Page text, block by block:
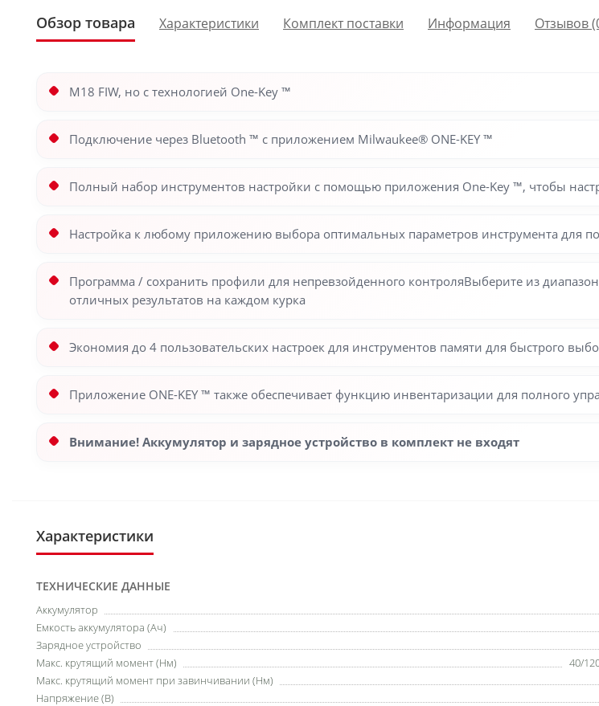
Обзор товара Характеристики Комплект поставки Информация Отзывов
M18 FIW, но с технологией One-Key ™
Подключение через Bluetooth ™ с приложением Milwaukee® ONE-KEY ™
Полный набор инструментов настройки с помощью приложения One-Key ™, чтобы
Настройка к любому приложению выбора оптимальных параметров инструмента для
Программа / сохранить профили для непревзойденного контроляВыберите из
отличных результатов на каждом курка
Экономия до 4 пользовательских настроек для инструментов памяти для быстрого
Приложение ONE-KEY ™ также обеспечивает функцию инвентаризации для полного
Внимание! Аккумулятор и зарядное устройство в комплект не входят
Характеристики
ТЕХНИЧЕСКИЕ ДАННЫЕ
Аккумулятор
Емкость аккумулятора (Ач)
Зарядное устройство
Макс. крутящий момент (Нм)
40/
Макс. крутящий момент при завинчивании (Нм)
Напряжение (В)